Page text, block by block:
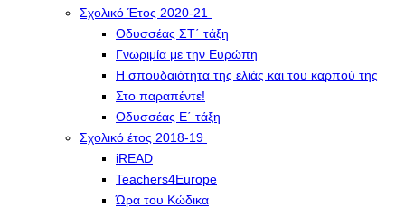
Σχολικό Έτος 2020-21
Οδυσσέας ΣΤ΄ τάξη
Γνωριμία με την Ευρώπη
Η σπουδαιότητα της ελιάς και του καρπού της
Στο παραπέντε!
Οδυσσέας Ε΄ τάξη
Σχολικό έτος 2018-19
iREAD
Teachers4Europe
Ώρα του Κώδικα